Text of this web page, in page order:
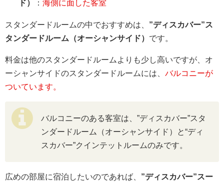
ド）
：海側に面した客室
スタンダードルームの中でおすすめは、 ”ディスカバー”ス
タンダードルーム（オーシャンサイド） です。
料金は他のスタンダードルームよりも少し高いですが、オ
ーシャンサイドのスタンダードルームには、 バルコニーが
ついています。
バルコニーのある客室は、”ディスカバー”スタ
ンダードルーム（オーシャンサイド）と“ディ
スカバー”クインテットルームのみです。
広めの部屋に宿泊したいのであれば、 ”ディスカバー”スー